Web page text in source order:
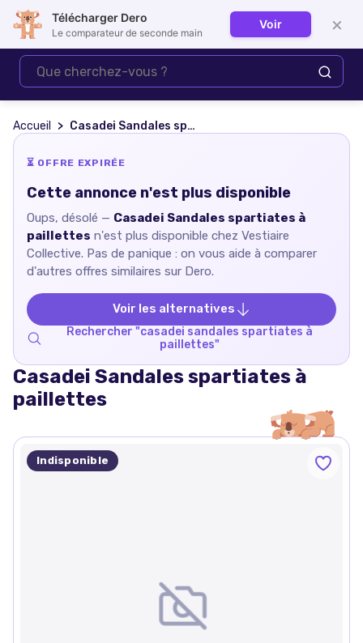
Se connecter
Accueil Casadei Sandales spartiates à paillettes
⏳ OFFRE EXPIRÉE
Cette annonce n'est plus disponible
Oups, désolé — Casadei Sandales spartiates à
paillettes n'est plus disponible chez Vestiaire
Collective. Pas de panique : on vous aide à comparer
d'autres offres similaires sur Dero.
Voir les alternatives
Rechercher "casadei sandales spartiates à
paillettes"
Casadei Sandales spartiates à
paillettes
Indisponible
Télécharger Dero
Le comparateur de seconde main
Voir ×